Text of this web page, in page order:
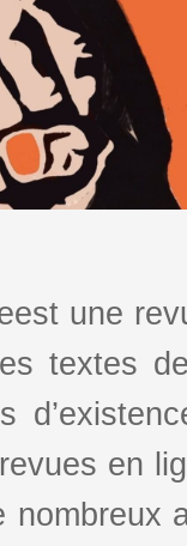
une
textes
en